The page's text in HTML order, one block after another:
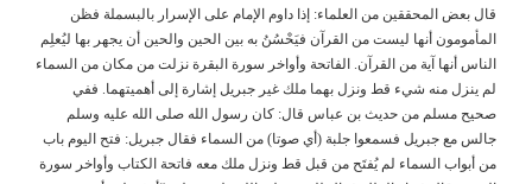
قال بعض المحققين من العلماء: إذا داوم الإمام على الإسرار بالبسملة فظن
المأمومون أنها ليست من القرآن فيَحْسُنُ به بين الحين والحين أن يجهر بها ليُعلِم
الناس أنها آية من القرآن. الفاتحة وأواخر سورة البقرة نزلت من مكان من السماء
لم ينزل منه شيء قط ونزل بهما ملك غير جبريل إشارة إلى أهميتهما. ففي
صحيح مسلم من حديث بن عباس قال: كان رسول الله صلى الله عليه وسلم
جالس مع جبريل فسمعوا جلبة (أي صوتا) من السماء فقال جبريل: فتح اليوم باب
من أبواب السماء لم يُفتَح من قبل قط ونزل ملك معه فاتحة الكتاب وأواخر سورة